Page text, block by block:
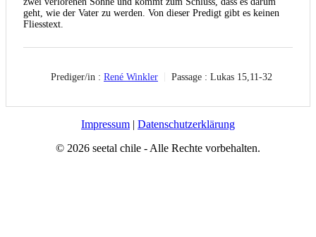
geht, wie der Vater zu werden. Von dieser Predigt gibt es keinen
Fliesstext.
Prediger/in : René Winkler Passage : Lukas 15,11-32
Impressum | Datenschutzerklärung
© 2026 seetal chile - Alle Rechte vorbehalten.